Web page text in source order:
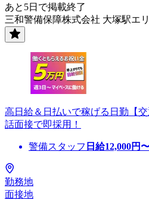
あと5日で掲載終了
三和警備保障株式会社 大塚駅エ
高日給＆日払いで稼げる日勤【
話面接で即採用！
警備スタッフ 日給12,000円
勤務地
面接地